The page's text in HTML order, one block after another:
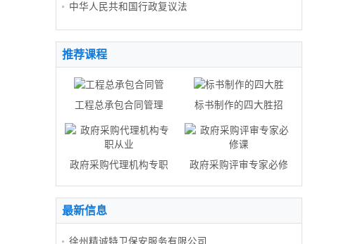
中华人民共和国行政复议法
推荐课程
工程总承包合同管理 标书制作的四大胜招
政府采购代理机构专职 政府采购评审专家必修
最新信息
徐州精诚特卫保安服务有限公司